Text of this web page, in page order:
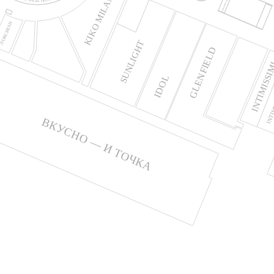
ВКУСНО — И ТОЧКА
GLENFIELD
IDOL
SUNLIGHT
KIKO MILANO РУССКИЕ СУВЕНИРЫ И ПОДАРКИ